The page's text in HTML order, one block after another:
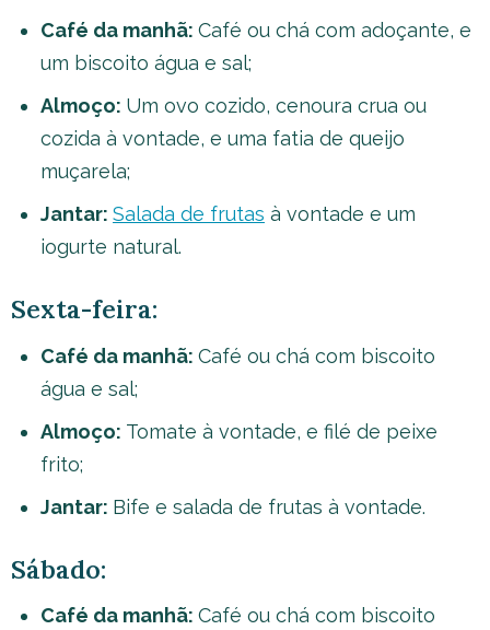
Café da manhã: Café ou chá com adoçante, e
um biscoito água e sal;
Almoço: Um ovo cozido, cenoura crua ou
cozida à vontade, e uma fatia de queijo
muçarela;
Jantar: Salada de frutas à vontade e um
iogurte natural.
Sexta-feira:
Café da manhã: Café ou chá com biscoito
água e sal;
Almoço: Tomate à vontade, e filé de peixe
frito;
Jantar: Bife e salada de frutas à vontade.
Sábado:
Café da manhã: Café ou chá com biscoito